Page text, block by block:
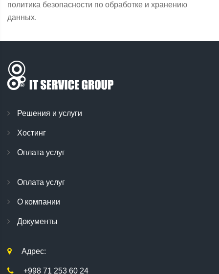
политика безопасности по обработке и хранению
данных.
Решения и услуги
Хостинг
Оплата услуг
Оплата услуг
О компании
Документы
Адрес:
+998 71 253 60 24